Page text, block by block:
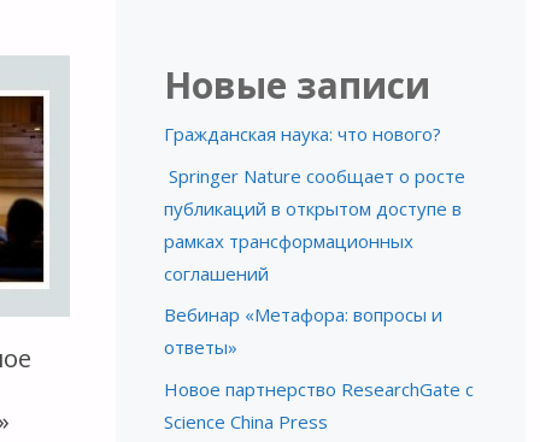
Новые записи
Гражданская наука: что нового?
Springer Nature сообщает о росте
публикаций в открытом доступе в
рамках трансформационных
соглашений
Вебинар «Метафора: вопросы и
ответы»
Новое партнерство ResearchGate с
Science China Press